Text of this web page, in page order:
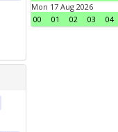
Mon 17 Aug 2026
00
01 02 03 04